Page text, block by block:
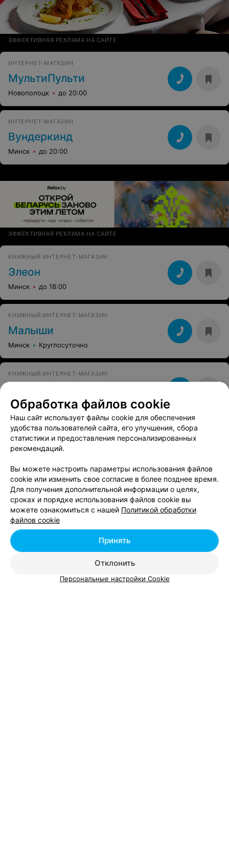
ЭФФЕКТИВНАЯ РЕКЛАМА НА САЙТЕ
ИНТЕРНЕТ-МАГАЗИН
МультиПульти
Новополоцк до 20:00
ИНТЕРНЕТ-МАГАЗИН
Вундеркинд
Минск до 20:00
ЭФФЕКТИВНАЯ РЕКЛАМА НА САЙТЕ
КНИЖНЫЙ ИНТЕРНЕТ-МАГАЗИН
Элеон
Минск до 18:00
КНИЖНЫЙ ИНТЕРНЕТ-МАГАЗИН
Малыши
Минск Круглосуточно
КНИЖНЫЙ ИНТЕРНЕТ-МАГАЗИН
Минск до 22:00
КНИЖНЫЙ ИНТЕРНЕТ-МАГАЗИН
Тигра
КНИЖНЫЙ ИНТЕРНЕТ-МАГАЗИН
Baby-Book
Гродно Круглосуточно
Обработка файлов cookie
Наш сайт использует файлы cookie для обеспечения
удобства пользователей сайта, его улучшения, сбора
статистики и предоставления персонализированных
рекомендаций.
Вы можете настроить параметры использования файлов
cookie или изменить свое согласие в более позднее время.
Для получения дополнительной информации о целях,
сроках и порядке использования файлов cookie вы
можете ознакомиться с нашей Политикой обработки
файлов cookie
Отклонить
Принять
Персональные настройки Cookie